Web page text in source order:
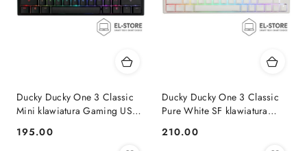
Ducky Ducky One 3 Classic
Mini klawiatura Gaming USB
Cena:
195.00
Ducky Ducky One 3 Classic
Pure White SF klawiatura
Cena:
210.00